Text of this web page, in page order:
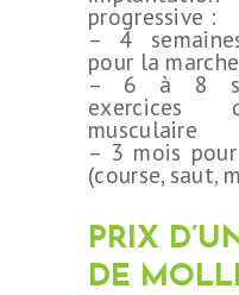
progressive :
– 4
pour la
– 6 à 8
exercices
musculaire
– 3 mois
(course, saut,
PRIX
DE